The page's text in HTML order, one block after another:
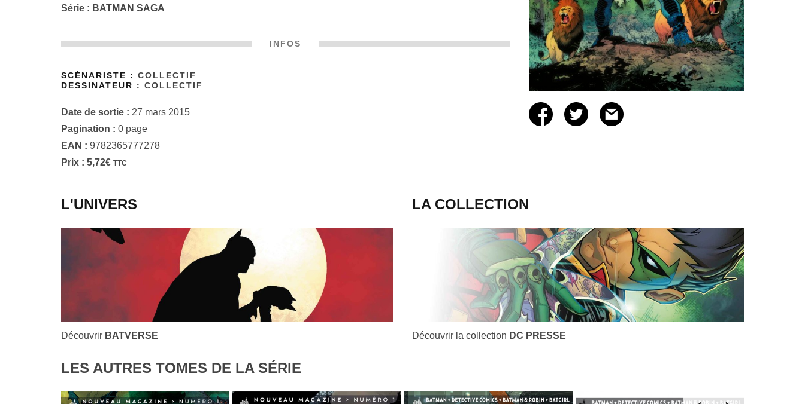
Série : BATMAN SAGA
INFOS
SCÉNARISTE : COLLECTIF
DESSINATEUR : COLLECTIF
Date de sortie : 27 mars 2015
Pagination : 0 page
EAN : 9782365777278
Prix : 5,72€ TTC
L'UNIVERS
Découvrir BATVERSE
LA COLLECTION
Découvrir la collection DC PRESSE
LES AUTRES TOMES DE LA SÉRIE